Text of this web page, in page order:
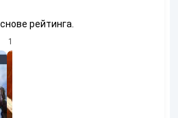
рейтинга.
10